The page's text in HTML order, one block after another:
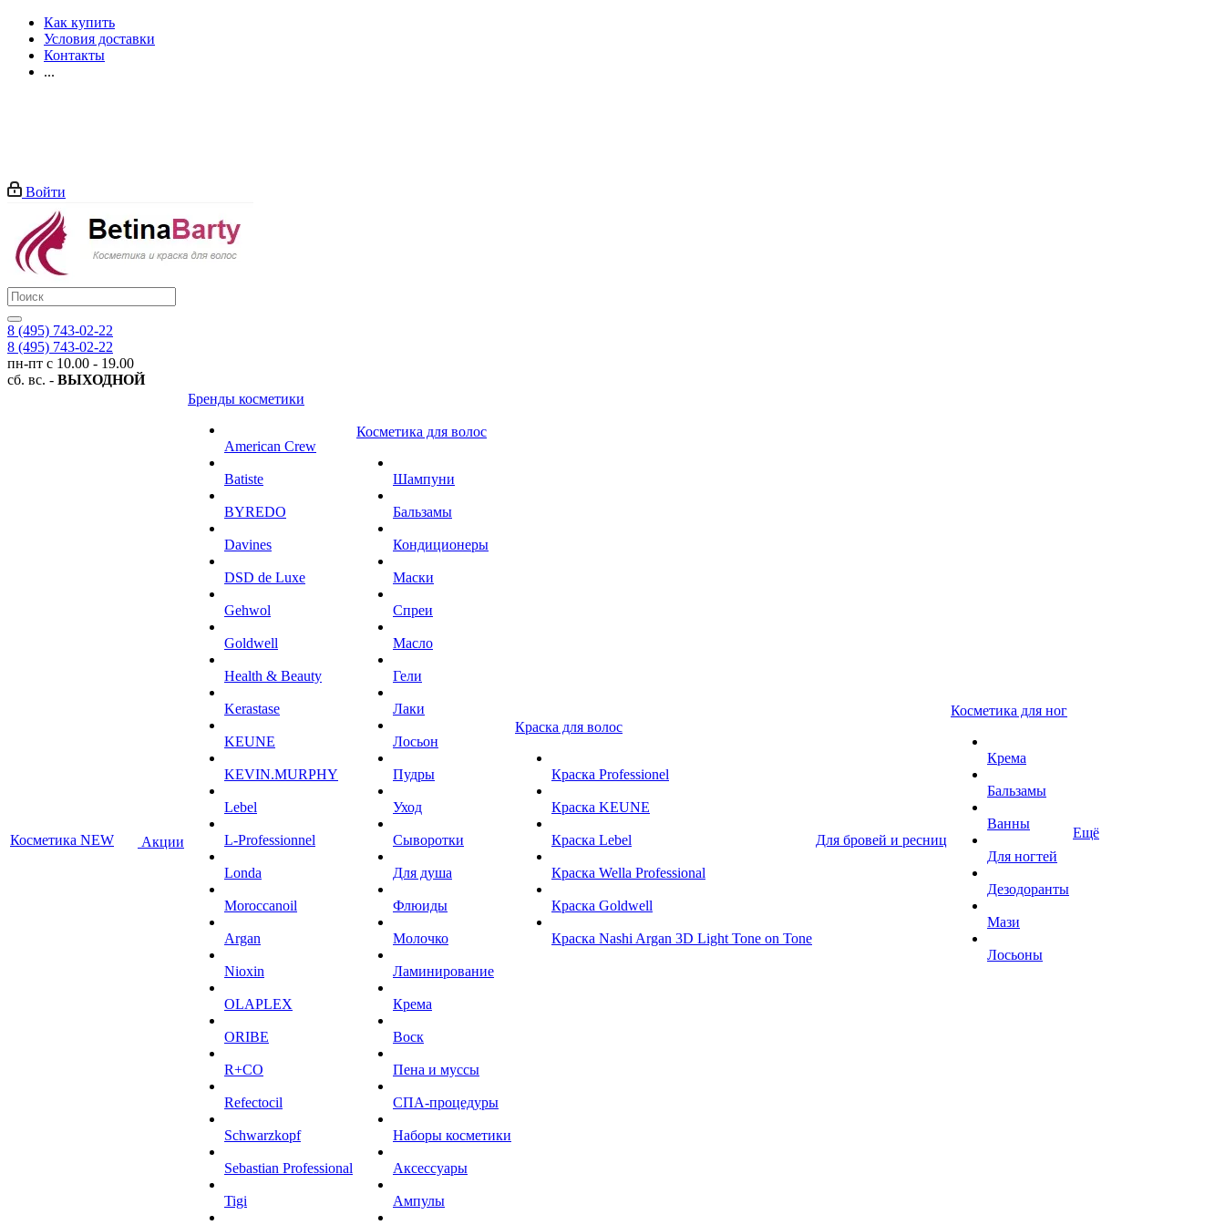
Как купить
Условия доставки
Контакты
...
Войти
8 (495) 743-02-22
8 (495) 743-02-22
пн-пт с 10.00 - 19.00
сб. вс. - ВЫХОДНОЙ
Косметика NEW Акции
Бренды косметики
American Crew
Batiste
BYREDO
Davines
DSD de Luxe
Gehwol
Goldwell
Health & Beauty
Kerastase
KEUNE
KEVIN.MURPHY
Lebel
L-Professionnel
Londa
Moroccanoil
Argan
Niохin
OLAPLEX
ORIBE
R+CO
Refectocil
Schwarzkopf
Sebastian Professional
Tigi
Косметика для волос
Шампуни
Бальзамы
Кондиционеры
Маски
Спреи
Масло
Гели
Лаки
Лосьон
Пудры
Уход
Сыворотки
Для душа
Флюиды
Молочко
Ламинирование
Крема
Воск
Пена и муссы
СПА-процедуры
Наборы косметики
Аксессуары
Ампулы
Краска для волос
Краска Professionel
Краска KEUNE
Краска Lebel
Краска Wella Professional
Краска Goldwell
Краска Nashi Argan 3D Light Tone on Tone
Для бровей и ресниц
Косметика для ног
Крема
Бальзамы
Ванны
Для ногтей
Дезодоранты
Мази
Лосьоны
Ещё